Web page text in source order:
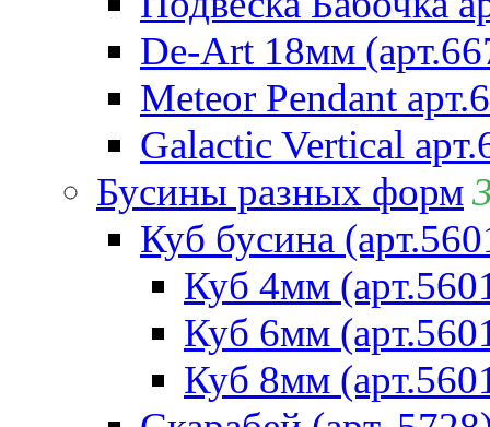
De-Art 18мм
Meteor Pendant
Galactic Vertical
Бусины разных форм
Куб бусина
Куб 4мм
Куб 6мм
Куб 8мм